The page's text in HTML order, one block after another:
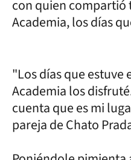
con quien compartió
Academia, los días
"Los días que estuve
Academia los
cuenta que es mi
pareja de Chato